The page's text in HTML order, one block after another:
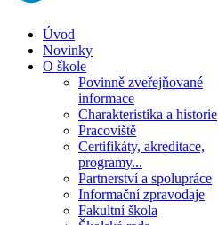
Úvod
Novinky
O škole
Povinně zveřejňované
informace
Charakteristika a historie
Pracoviště
Certifikáty, akreditace,
programy...
Partnerství a spolupráce
Informační zpravodaje
Fakultní škola